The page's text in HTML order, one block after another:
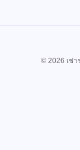
© 2026 เช่า